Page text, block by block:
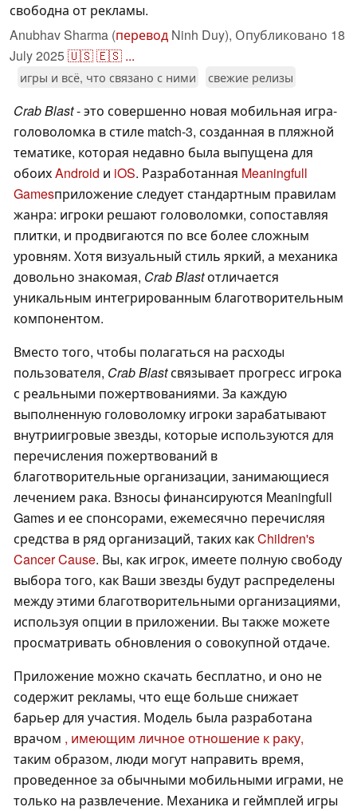
свободна от рекламы.
Anubhav Sharma (перевод Ninh Duy), Опубликовано 18
July 2025🇺🇸🇪🇸 ...
игры и всё, что связано с ними свежие релизы
Crab Blast- это совершенно новая мобильная игра-
головоломка в стиле match-3, созданная в пляжной
тематике, которая недавно была выпущена для
обоихAndroid и iOS. Разработанная Meaningfull
Gamesприложение следует стандартным правилам
жанра: игроки решают головоломки, сопоставляя
плитки, и продвигаются по все более сложным
уровням. Хотя визуальный стиль яркий, а механика
довольно знакомая, Crab Blastотличается
уникальным интегрированным благотворительным
компонентом.
Вместо того, чтобы полагаться на расходы
пользователя, Crab Blastсвязывает прогресс игрока
с реальными пожертвованиями. За каждую
выполненную головоломку игроки зарабатывают
внутриигровые звезды, которые используются для
перечисления пожертвований в
благотворительные организации, занимающиеся
лечением рака. Взносы финансируются Meaningfull
Games и ее спонсорами, ежемесячно перечисляя
средства в ряд организаций, таких какChildren's
Cancer Cause. Вы, как игрок, имеете полную свободу
выбора того, как Ваши звезды будут распределены
между этими благотворительными организациями,
используя опции в приложении. Вы также можете
просматривать обновления о совокупной отдаче.
Приложение можно скачать бесплатно, и оно не
содержит рекламы, что еще больше снижает
барьер для участия. Модель была разработана
врачом , имеющим личное отношение к раку,
таким образом, люди могут направить время,
проведенное за обычными мобильными играми, не
только на развлечение. Механика и геймплей игры